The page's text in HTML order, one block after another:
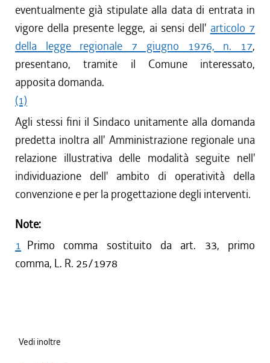
eventualmente già stipulate alla data di entrata in
vigore della presente legge, ai sensi dell' articolo 7
della legge regionale 7 giugno 1976, n. 17,
presentano, tramite il Comune interessato,
apposita domanda.
(1)
Agli stessi fini il Sindaco unitamente alla domanda
predetta inoltra all' Amministrazione regionale una
relazione illustrativa delle modalità seguite nell'
individuazione dell' ambito di operatività della
convenzione e per la progettazione degli interventi.
Note:
1 Primo comma sostituito da art. 33, primo
comma, L. R. 25/1978
Vedi inoltre